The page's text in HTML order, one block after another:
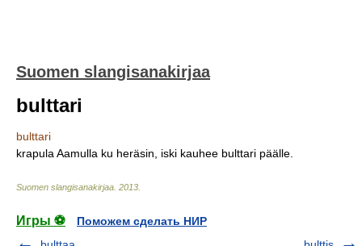
Suomen slangisanakirjaa
bulttari
bulttari
krapula Aamulla ku heräsin, iski kauhee bulttari päälle.
Suomen slangisanakirjaa 2013
Игры ⚽
Поможем сделать НИР